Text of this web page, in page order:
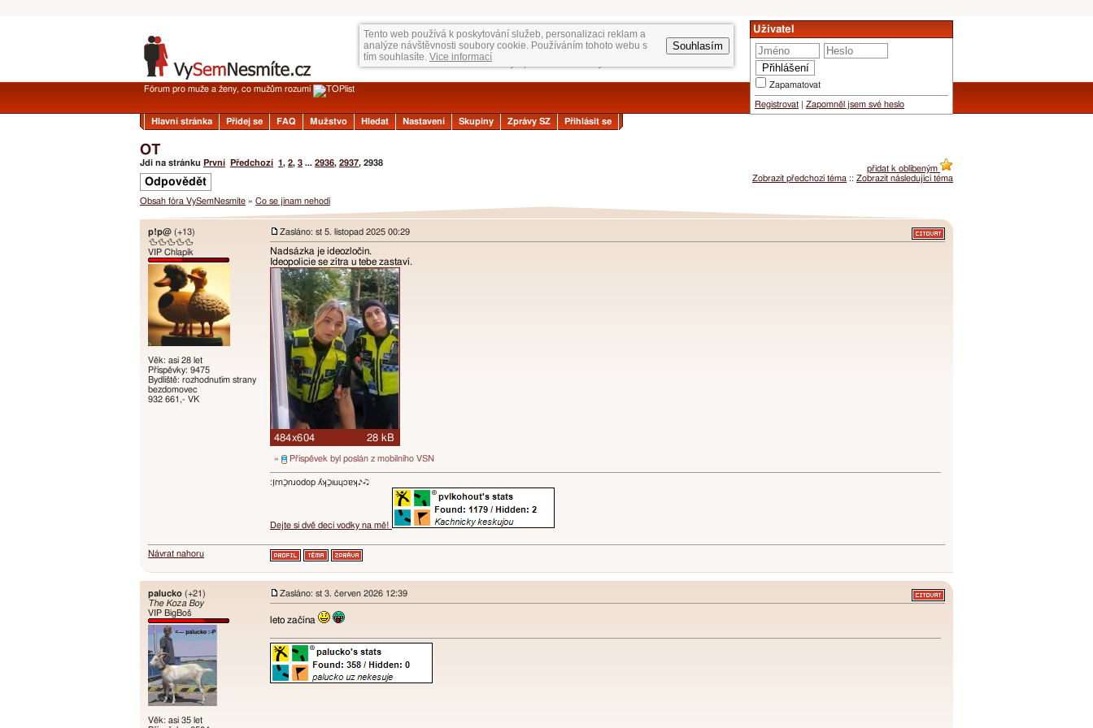
Tento web používá k poskytování služeb, personalizaci reklam a
analýze návštěvnosti soubory cookie. Používáním tohoto webu s
tím souhlasíte. Vice informací
Souhlasím
Uživatel
Zapamatovat
Registrovat Zapomněl jsem své heslo
Fórum pro muže a ženy, co mužům rozumí
Hlavní stránka Přidej se FAQ Mužstvo Hledat Nastavení Skupiny Zprávy SZ Přihlásit se
OT
přidat k oblíbeným
Zobrazit předchozí téma :: Zobrazit následující téma
Jdi na stránku První Předchozí 1, 2, 3 ... 2936, 2937, 2938
Odpovědět
Obsah fóra VySemNesmíte » Co se jinam nehodí
p!p@ (+13)
🦆🦆🦆🦆🦆
VIP Chlapík
Věk: asi 28 let
Příspěvky: 9475
Bydliště: rozhodnutím strany
bezdomovec
932 661,- VK
Zasláno: st 5. listopad 2025 00:29
Nadsázka je ideozločin.
Ideopolicie se zítra u tebe zastaví.
» Příspěvek byl poslán z mobilního VSN
:ו֥ɾnכַnɹodop ʎʞכַıuɥɔɐʞ♪♫
Dejte si dvě deci vodky na mě!
Návrat nahoru
palucko (+21)
The Koza Boy
VIP BigBoš
Věk: asi 35 let
Zasláno: st 3. červen 2026 12:39
leto začína